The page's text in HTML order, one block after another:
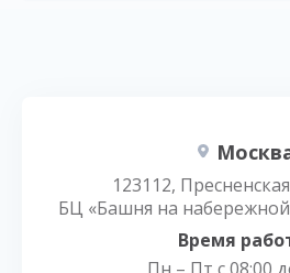
123112,
БЦ «Башня на
Время